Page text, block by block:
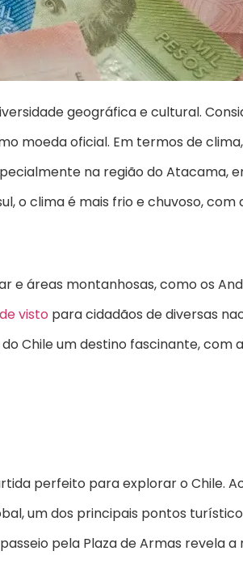
geográfica e cultural.
moeda oficial. Em termos de
na região do Atacama,
o clima é mais frio e chuvoso, com
e áreas montanhosas, como os
visto para cidadãos de diversas
Chile um destino fascinante, com
perfeito para explorar o Chile.
um dos principais pontos
pela Plaza de Armas revela a